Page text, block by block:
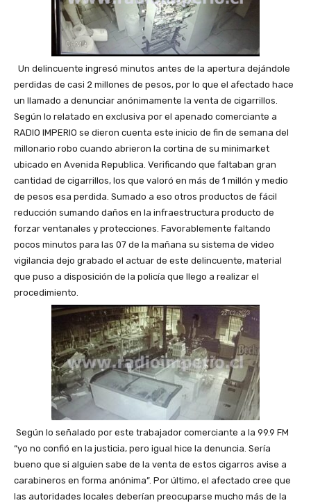
Un delincuente ingresó minutos antes de la apertura dejándole
perdidas de casi 2 millones de pesos, por lo que el afectado hace
un llamado a denunciar anónimamente la venta de cigarrillos.
Según lo relatado en exclusiva por el apenado comerciante a
RADIO IMPERIO se dieron cuenta este inicio de fin de semana del
millonario robo cuando abrieron la cortina de su minimarket
ubicado en Avenida Republica. Verificando que faltaban gran
cantidad de cigarrillos, los que valoró en más de 1 millón y medio
de pesos esa perdida. Sumado a eso otros productos de fácil
reducción sumando daños en la infraestructura producto de
forzar ventanales y protecciones. Favorablemente faltando
pocos minutos para las 07 de la mañana su sistema de video
vigilancia dejo grabado el actuar de este delincuente, material
que puso a disposición de la policía que llego a realizar el
procedimiento.
Según lo señalado por este trabajador comerciante a la 99.9 FM
“yo no confió en la justicia, pero igual hice la denuncia. Sería
bueno que si alguien sabe de la venta de estos cigarros avise a
carabineros en forma anónima”. Por último, el afectado cree que
las autoridades locales deberían preocuparse mucho más de la